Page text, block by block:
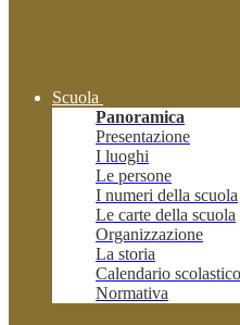
Scuola
Panoramica
Presentazione
I luoghi
Le persone
I numeri della scuola
Le carte della scuola
Organizzazione
La storia
Calendario scolastico
Normativa